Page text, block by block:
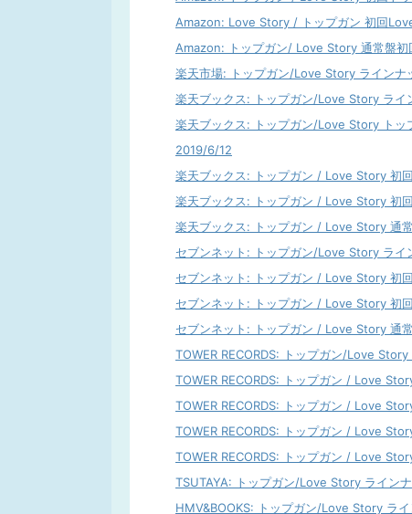
Amazon: Love Story / トップガン 初回
Amazon: トップガン/ Love Story 通常盤
楽天市場: トップガン/Love Story ライン
楽天ブックス: トップガン/Love Story ラ
楽天ブックス: トップガン/Love Story ト
2019/6/12
楽天ブックス: トップガン / Love Story
楽天ブックス: トップガン / Love Story
楽天ブックス: トップガン / Love Story
セブンネット: トップガン/Love Story ラ
セブンネット: トップガン / Love Story
セブンネット: トップガン / Love Story
セブンネット: トップガン / Love Story
TOWER RECORDS: トップガン/Love
TOWER RECORDS: トップガン / Love
TOWER RECORDS: トップガン / Love
TOWER RECORDS: トップガン / Love
TOWER RECORDS: トップガン / Love
TSUTAYA: トップガン/Love Story ライン
HMV&BOOKS: トップガン/Love Story ラ